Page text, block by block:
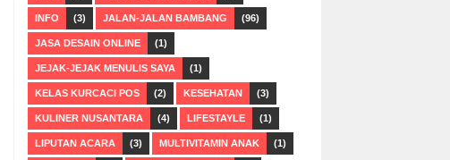
INFO (3) JALAN-JALAN BAMBANG (96)
JASA DESAIN ONLINE (1)
JEJAK-JEJAK MENULIS SAYA (1)
KELAS KURCACI POS (2) KESEHATAN (3)
KULINER NUSANTARA (4) LIFESTAYLE (1)
LIPUTAN ACARA (3) MULTIVITAMIN ANAK (1)